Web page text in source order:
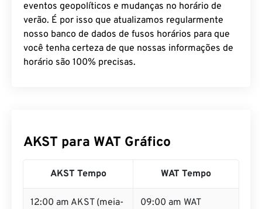
eventos geopolíticos e mudanças no horário de
verão. É por isso que atualizamos regularmente
nosso banco de dados de fusos horários para que
você tenha certeza de que nossas informações de
horário são 100% precisas.
AKST para WAT Gráfico
AKST Tempo WAT Tempo
12:00 am AKST (meia-
09:00 am WAT